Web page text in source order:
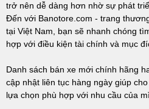
trở nên dễ dàng hơn nhờ sự phát
Đến với Banotore.com - trang
tại Việt Nam, bạn sẽ nhanh chóng
hợp với điều kiện tài chính và mục
Danh sách bán xe mới chính hãng
cập nhật liên tục hàng ngày giúp
lựa chọn phù hợp với nhu cầu của